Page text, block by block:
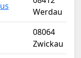
Werdau
08064
Zwickau